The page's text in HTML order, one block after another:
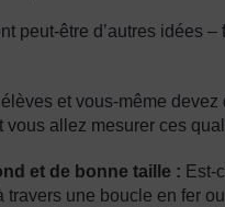
peut-être d’autres idées –
et vous-même devez
vous allez mesurer ces
et de bonne taille : Est-
travers une boucle en fer